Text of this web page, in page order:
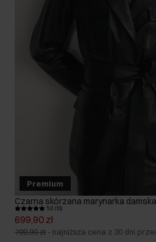
Premium
Czarna skórzana marynarka
5.0 (16)
699,90 zł
799,90 zł - najniższa cena z 30 dni